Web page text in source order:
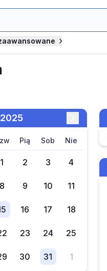
2025
pią sob nie
1 2 3 4
8 9 10 11
16 17 18
23 24 25
30 31 1